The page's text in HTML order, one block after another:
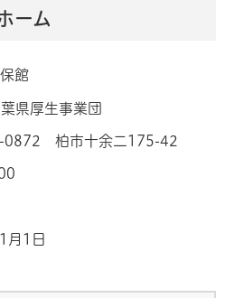
ーム
館
県厚生事業団
柏市十余二175-42
月1日